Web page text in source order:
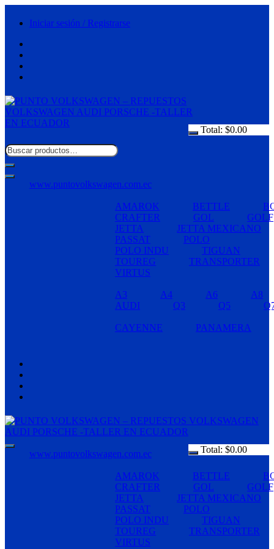
Iniciar sesión / Registrarse
Total: $0.00
www.puntovolkswagen.com.ec
AMAROK BETTLE
CRAFTER
GOL
GOLF
JETTA
JETTA MEXICANO
PASSAT
POLO
POLO INDU
TIGUAN
TOUREG
TRANSPORTER
VIRTUS
A3 A4 A6
A8
AUDI
Q3 Q5
CAYENNE PANAMERA
Total: $0.00
www.puntovolkswagen.com.ec
AMAROK BETTLE
CRAFTER
GOL
GOLF
JETTA
JETTA MEXICANO
PASSAT
POLO
POLO INDU
TIGUAN
TOUREG
TRANSPORTER
VIRTUS